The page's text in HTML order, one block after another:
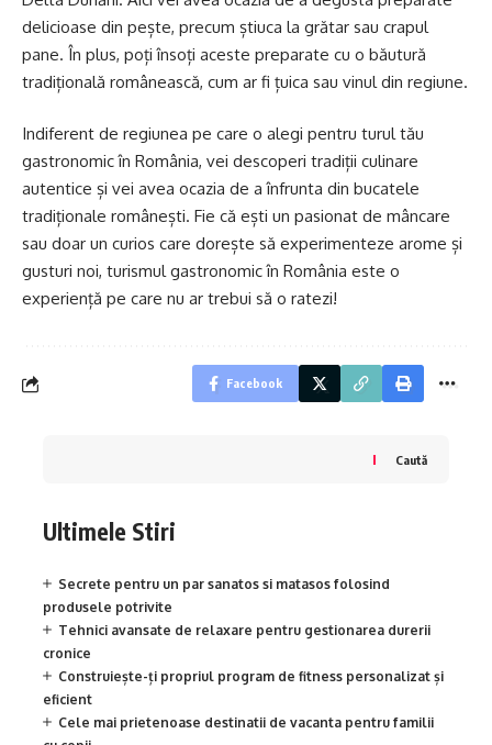
delicioase din pește, precum știuca la grătar sau crapul
pane. În plus, poți însoți aceste preparate cu o băutură
tradițională românească, cum ar fi țuica sau vinul din regiune.
Indiferent de regiunea pe care o alegi pentru turul tău
gastronomic în România, vei descoperi tradiții culinare
autentice și vei avea ocazia de a înfrunta din bucatele
tradiționale românești. Fie că ești un pasionat de mâncare
sau doar un curios care dorește să experimenteze arome și
gusturi noi, turismul gastronomic în România este o
experiență pe care nu ar trebui să o ratezi!
Facebook
Caută
Ultimele Stiri
Secrete pentru un par sanatos si matasos folosind
produsele potrivite
Tehnici avansate de relaxare pentru gestionarea durerii
cronice
Construiește-ți propriul program de fitness personalizat și
eficient
Cele mai prietenoase destinatii de vacanta pentru familii